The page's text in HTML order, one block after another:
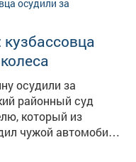
и
их передали
проверки и
Фото:
осудили за
который из
чужой автомобиль.
в июле 2024